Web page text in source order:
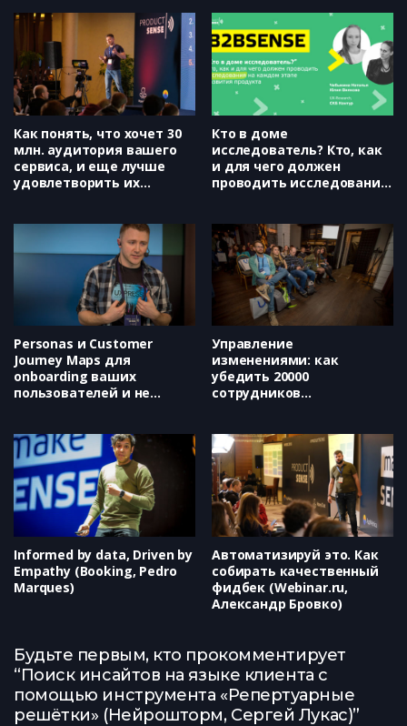
Как понять, что хочет 30
млн. аудитория вашего
сервиса, и еще лучше
удовлетворить их
Кто в доме
исследователь? Кто, как
и для чего должен
проводить исследования
Контур, Наталья
Чебыкина, Юлия Вилкова)
Personas и Customer
Journey Maps для
onboarding ваших
пользователей и не
Управление
изменениями: как
убедить 20000
сотрудников
Informed by data, Driven by
Empathy (Booking, Pedro
Marques)
Автоматизируй это. Как
собирать качественный
фидбек (Webinar.ru,
Александр Бровко)
Будьте первым, кто прокомментирует
“Поиск инсайтов на языке клиента с
помощью инструмента «Репертуарные
решётки» (Нейрошторм, Сергей Лукас)”